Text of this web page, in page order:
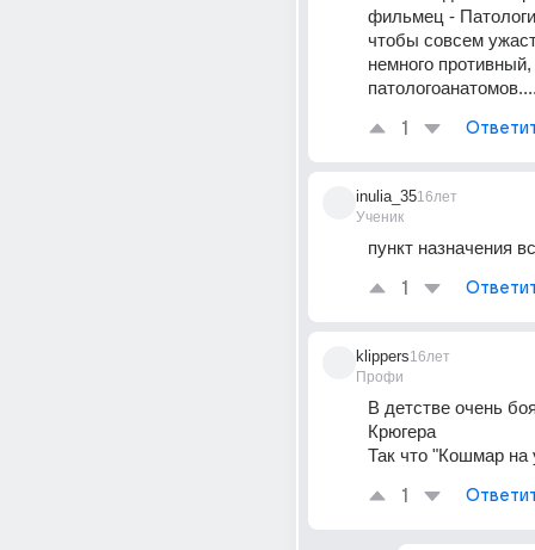
фильмец -
чтобы совсем
немного
1
inulia_35
Ученик
16лет
пункт назначения
1
klippers
Профи
16лет
В детстве очень
Крюгера
Так что "Кошмар на
1